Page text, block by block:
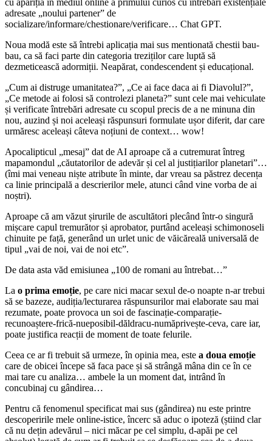
adresate „noului partener” de
socializare/informare/chestionare/verificare… Chat GPT.
Noua modă este să întrebi aplicația mai sus mentionată chestii bau-
bau, ca să faci parte din categoria treziților care luptă să
dezmeticească adormiții. Neapărat, condescendent și educațional.
„Cum ai distruge umanitatea?”, „Ce ai face daca ai fi Diavolul?”,
„Ce metode ai folosi să controlezi planeta?” sunt cele mai vehiculate
și verificate întrebări adresate cu scopul precis de a ne minuna din
nou, auzind și noi aceleași răspunsuri formulate ușor diferit, dar care
urmăresc aceleași câteva noțiuni de context… wow!
Apocalipticul „mesaj” dat de AI aproape că a cutremurat întreg
mapamondul „căutatorilor de adevăr și cel al justițiarilor planetari”…
(îmi mai veneau niște atribute în minte, dar vreau sa păstrez decența
ca linie principală a descrierilor mele, atunci când vine vorba de ai
noștri).
Aproape că am văzut șirurile de ascultători plecând într-o singură
mișcare capul tremurător și aprobator, purtând aceleași schimonoseli
chinuite pe față, generând un urlet unic de văicăreală universală de
tipul „vai de noi, vai de noi etc”.
De data asta văd emisiunea „100 de romani au întrebat…”
La o prima emoție, pe care nici macar sexul de-o noapte n-ar trebui
să se bazeze, audiția/lecturarea răspunsurilor mai elaborate sau mai
rezumate, poate provoca un soi de fascinație-comparație-
recunoaștere-frică-nueposibil-dăldracu-număprivește-ceva, care iar,
poate justifica reacții de moment de toate felurile.
Ceea ce ar fi trebuit să urmeze, în opinia mea, este a doua emoție
care de obicei începe să faca pace și să strângă mâna din ce în ce
mai tare cu analiza… ambele la un moment dat, intrând în
concubinaj cu gândirea…
Pentru că fenomenul specificat mai sus (gândirea) nu este printre
descoperirile mele online-istice, încerc să aduc o ipoteză (știind clar
că nu dețin adevărul – nici măcar pe cel simplu, d-apăi pe cel